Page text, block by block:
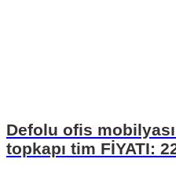
Defolu ofis mobilyası
topkapı tim FİYATI: